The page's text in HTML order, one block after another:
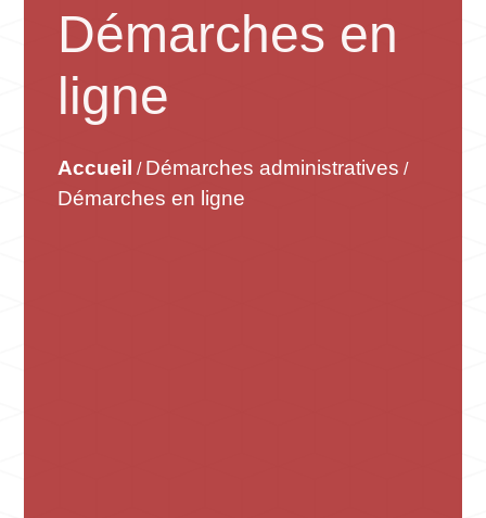
Démarches en
ligne
Accueil / Démarches administratives /
Démarches en ligne